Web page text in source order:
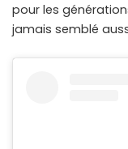
pour les
jamais semblé